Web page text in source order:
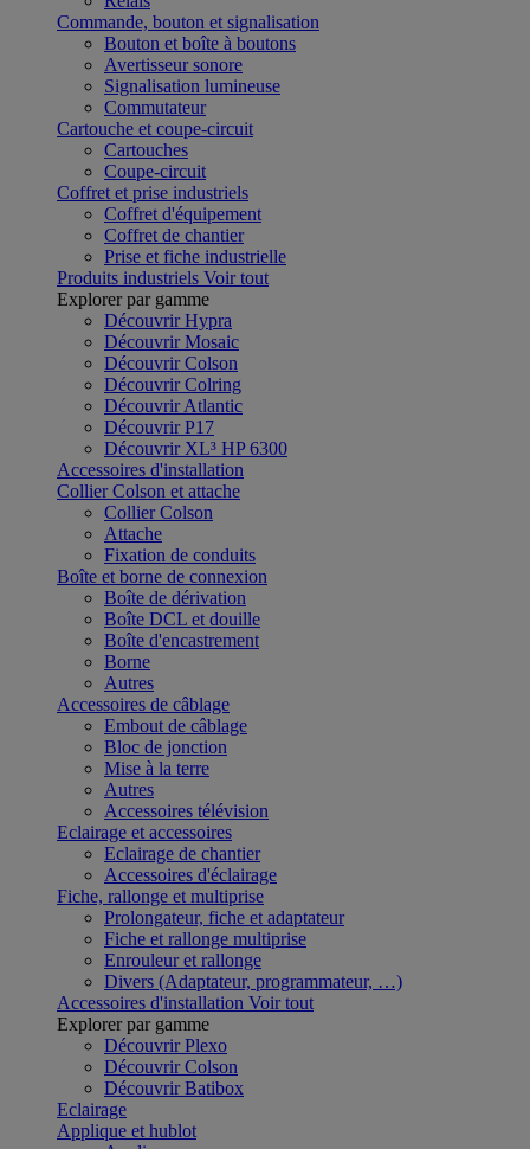
Commande, bouton et signalisation
Bouton et boîte à boutons
Avertisseur sonore
Signalisation lumineuse
Commutateur
Cartouche et coupe-circuit
Cartouches
Coupe-circuit
Coffret et prise industriels
Coffret d'équipement
Coffret de chantier
Prise et fiche industrielle
Produits industriels Voir tout
Explorer par gamme
Découvrir Hypra
Découvrir Mosaic
Découvrir Colson
Découvrir Colring
Découvrir Atlantic
Découvrir P17
Découvrir XL³ HP 6300
Accessoires d'installation
Collier Colson et attache
Collier Colson
Attache
Fixation de conduits
Boîte et borne de connexion
Boîte de dérivation
Boîte DCL et douille
Boîte d'encastrement
Borne
Autres
Accessoires de câblage
Embout de câblage
Bloc de jonction
Mise à la terre
Autres
Accessoires télévision
Eclairage et accessoires
Eclairage de chantier
Accessoires d'éclairage
Fiche, rallonge et multiprise
Prolongateur, fiche et adaptateur
Fiche et rallonge multiprise
Enrouleur et rallonge
Divers (Adaptateur, programmateur, …)
Accessoires d'installation Voir tout
Explorer par gamme
Découvrir Plexo
Découvrir Colson
Découvrir Batibox
Eclairage
Applique et hublot